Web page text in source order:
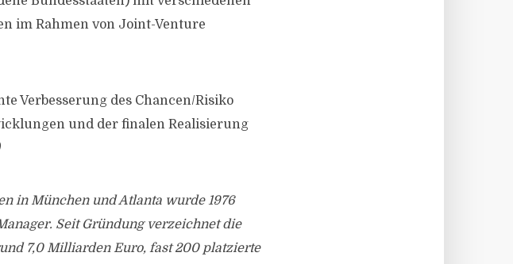
im Rahmen von Joint-Venture
Verbesserung des Chancen/Risiko
und der finalen Realisierung
in München und Atlanta wurde 1976
Seit Gründung verzeichnet die
7,0 Milliarden Euro, fast 200 platzierte